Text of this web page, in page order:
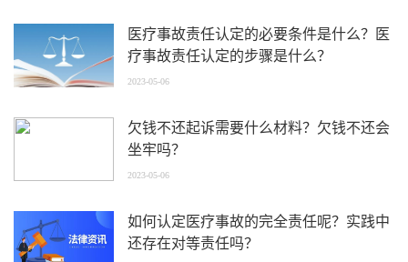
医疗事故责任认定的必要条件是什么？医
疗事故责任认定的步骤是什么？
2023-05-06
欠钱不还起诉需要什么材料？欠钱不还会
坐牢吗？
2023-05-06
如何认定医疗事故的完全责任呢？实践中
还存在对等责任吗？